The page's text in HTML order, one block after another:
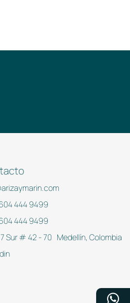
444 9499
444 9499
Sur # 42 - 70 Medellín, Colombia